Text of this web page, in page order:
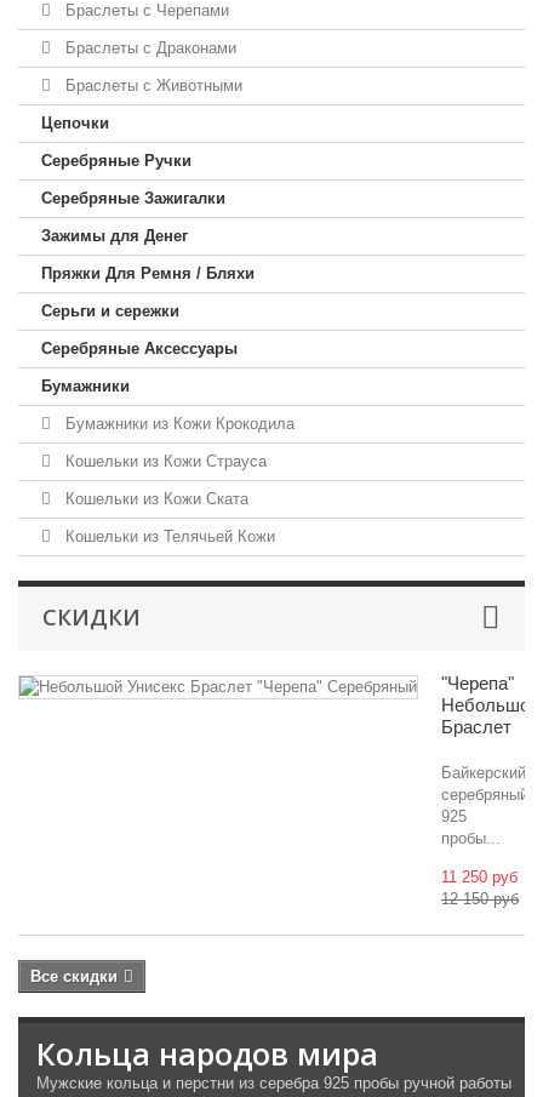
Браслеты с Черепами
Браслеты с Драконами
Браслеты с Животными
Цепочки
Серебряные Ручки
Серебряные Зажигалки
Зажимы для Денег
Пряжки Для Ремня / Бляхи
Серьги и сережки
Серебряные Аксессуары
Бумажники
Бумажники из Кожи Крокодила
Кошельки из Кожи Страуса
Кошельки из Кожи Ската
Кошельки из Телячьей Кожи
СКИДКИ
"Черепа"
Небольшой
Браслет
Байкерский
серебряный
925
пробы...
11 250 руб
12 150 руб
Все скидки
Кольца народов мира
Мужские кольца и перстни из серебра 925 пробы ручной работы